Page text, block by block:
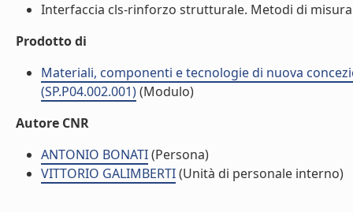
Interfaccia cls-rinforzo strutturale. Metodi di misura
Prodotto di
Materiali, componenti e tecnologie di nuova
(SP.P04.002.001)(Modulo)
Autore CNR
ANTONIO BONATI(Persona)
VITTORIO GALIMBERTI(Unità di personale interno)